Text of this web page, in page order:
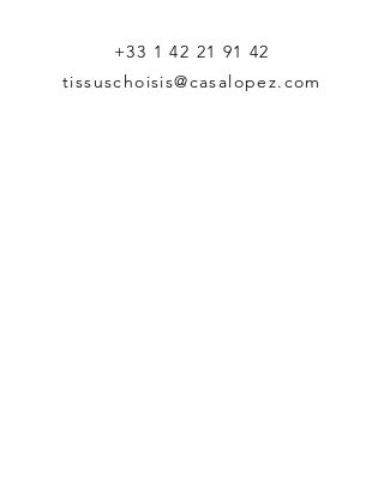
+33 1 42 21 91 42
tissuschoisis@casalopez.com